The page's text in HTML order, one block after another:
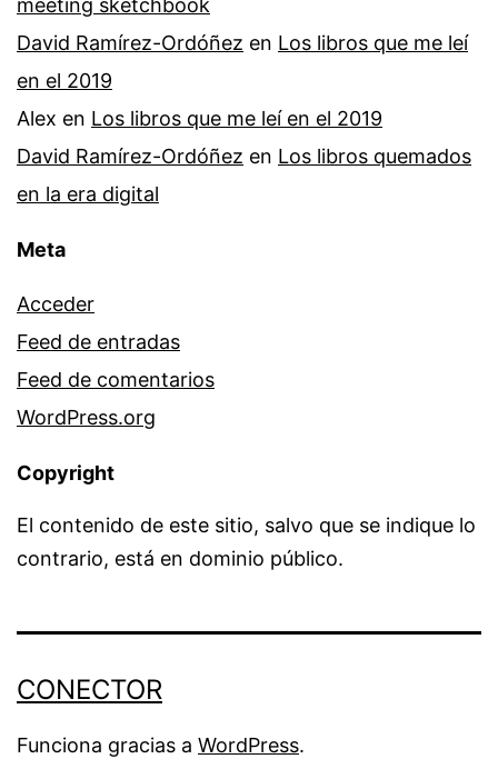
meeting sketchbook
David Ramírez-Ordóñez en Los libros que me leí
en el 2019
Alex en Los libros que me leí en el 2019
David Ramírez-Ordóñez en Los libros quemados
en la era digital
Meta
Acceder
Feed de entradas
Feed de comentarios
WordPress.org
Copyright
El contenido de este sitio, salvo que se indique lo
contrario, está en dominio público.
CONECTOR
Funciona gracias a WordPress.